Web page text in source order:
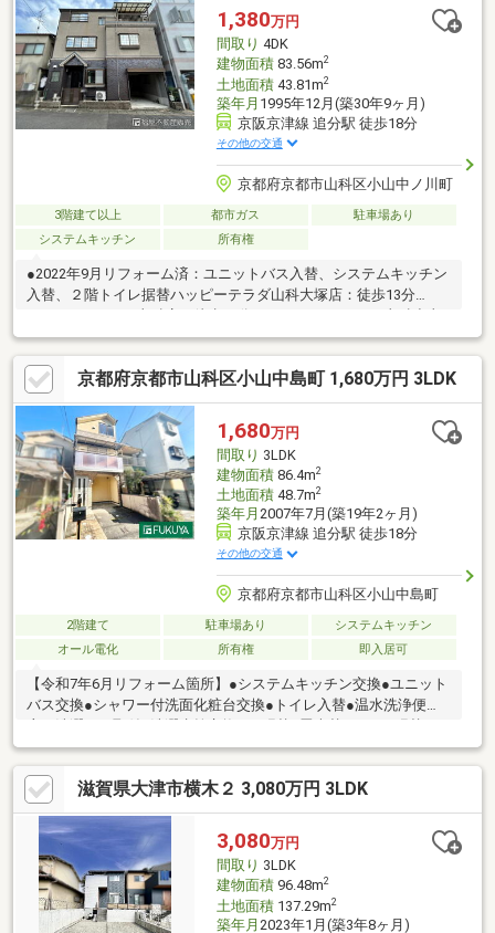
徒歩30分（2337ｍ）※現状渡し※駐車台数は車種による※集中プロ
パン
1,380万円
間取り 4DK
建物面積83.56m2
土地面積43.81m2
築年月 1995年12月(築30年9ヶ月)
京阪京津線 追分駅 徒歩18分
その他の交通
京都府京都市山科区小山中ノ川町
3階建て以上 都市ガス
駐車場あり
システムキッチン
所有権
●2022年9月リフォーム済：ユニットバス入替、システムキッチン
入替、２階トイレ据替ハッピーテラダ山科大塚店：徒歩13分
南溝町店：徒歩5分（353ｍ）セブンイレブン京都山科小山店：徒
歩5分（393ｍ）ダックス山科大塚店：徒歩6分（438ｍ）ドラッグ
ユタカ山科音羽店：徒歩17分（1348ｍ）ジョーシン山科店：徒歩
10分（766ｍ）医療法人社団洛和会洛和会音羽病院：徒歩7分
（495ｍ）京都山科音羽郵便局：徒歩9分（648ｍ）※売主契約不適
合責任免責
京都府京都市山科区小山中島町 1,680万円 3LDK
1,680万円
間取り 3LDK
建物面積86.4m2
土地面積48.7m2
築年月 2007年7月(築19年2ヶ月)
京阪京津線 追分駅 徒歩18分
その他の交通
京都府京都市山科区小山中島町
2階建て 駐車場あり
システムキッチン
オール電化
所有権 即入居可
【令和7年6月リフォーム箇所】●システムキッチン交換●ユニット
バス交換●シャワー付洗面化粧台交換●トイレ入替●温水洗浄便
ロアタイル上張●TVモニターホン取替●ハウスクリーニング■各居
室6帖以上■各部屋に収納有■2階のリビングは光がよく入り、人目
が届かないのでプライバシーが保てます♪【周辺環境】フレスコ四
ノ宮店：徒歩19分（1519ｍ）ハッピーテラダ山科大塚店：徒歩21
分（1669ｍ）ローソン山科小山南溝町店：徒歩8分（564ｍ） 京都
山科音羽郵便局：徒歩17分（1353ｍ）
滋賀県大津市横木２ 3,080万円 3LDK
3,080万円
間取り 3LDK
建物面積96.48m2
土地面積137.29m2
築年月 2023年1月(築3年8ヶ月)